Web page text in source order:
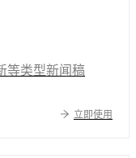
等类型新闻稿
立即使用